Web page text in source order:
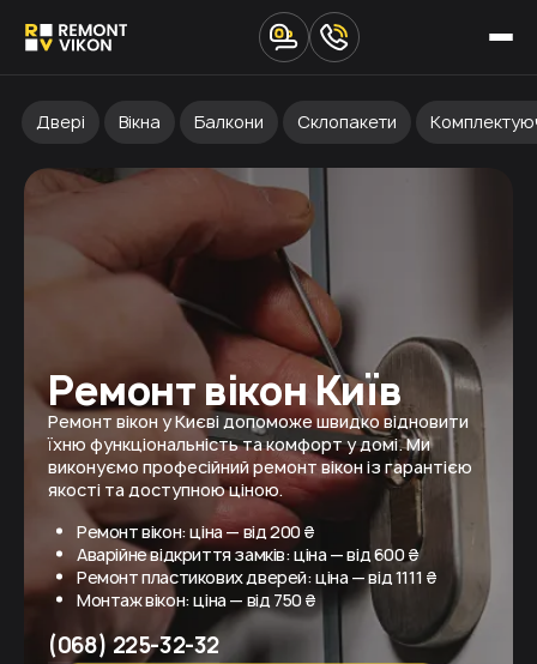
Двері Вікна Балкони Склопакети
Ремонт вікон Київ
Ремонт вікон у Києві допоможе швидко відновити
їхню функціональність та комфорт у домі. Ми
виконуємо професійний ремонт вікон із гарантією
якості та доступною ціною.
Ремонт вікон: ціна — від 200 ₴
Аварійне відкриття замків: ціна — від 600 ₴
Ремонт пластикових дверей: ціна — від 1111 ₴
Монтаж вікон: ціна — від 750 ₴
(068) 225-32-32